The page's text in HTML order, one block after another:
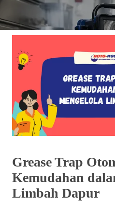
Grease Trap
Kemudahan
Limbah Dapur